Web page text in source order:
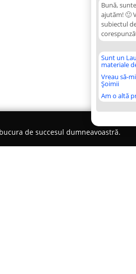
Bună,
ajutăm! 🙂
subiectul
Sunt un
materiale
Vreau să-
Șoimii
Am o altă
de succesul dumneavoastră.